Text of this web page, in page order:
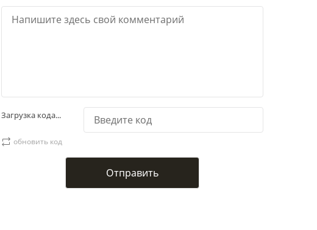
Загрузка кода...
обновить код